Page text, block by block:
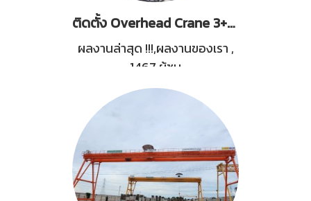
ติดตั้ง Overhead Crane 3+3 Tons + Monorail Crane 3+3 Tons
ผลงานล่าสุด !!!,ผลงานของเรา ,
1467 ผู้ชม